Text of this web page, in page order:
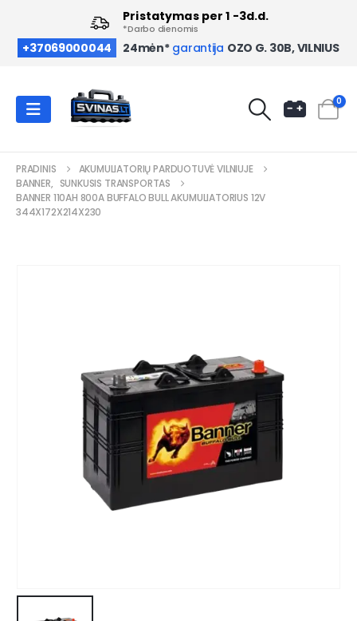
+37069000044 24mėn* garantija OZO G. 30B, VILNIUS
Pristatymas per 1 -3d.d.
*Darbo dienomis
0
PRADINIS
AKUMULIATORIŲ PARDUOTUVĖ VILNIUJE
BANNER, SUNKUSIS TRANSPORTAS
BANNER 110AH 800A BUFFALO BULL AKUMULIATORIUS 12V
344X172X214X230